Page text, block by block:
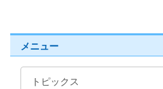
メニュー
トピックス